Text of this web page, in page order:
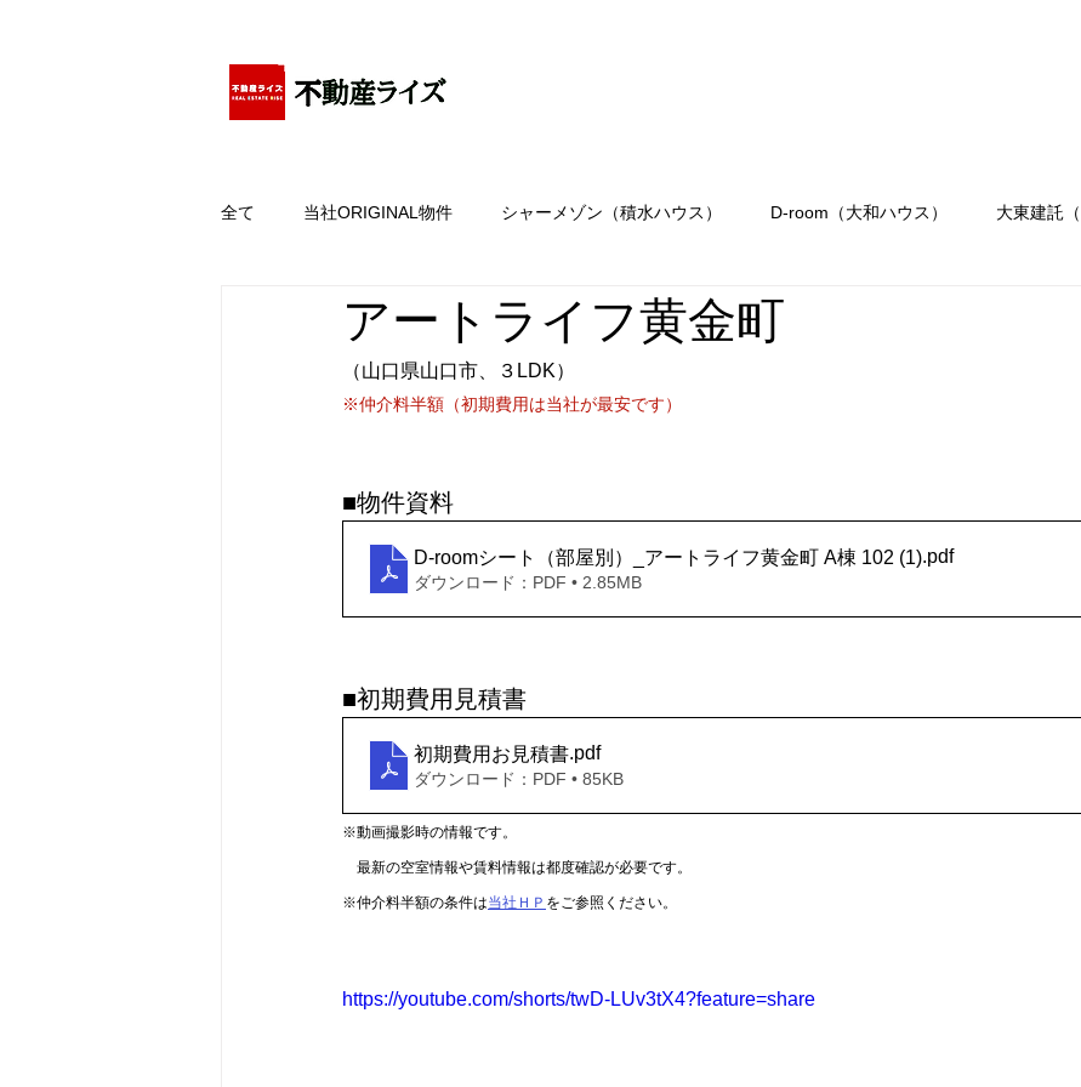
全て 当社ORIGINAL物件 シャーメゾン（積水ハウス） D-room（大和ハウス） 大東建託
アートライフ黄金町
（山口県山口市、３LDK）
※仲介料半額（初期費用は当社が最安です）
■物件資料
D-roomシート（部屋別）_アートライフ黄金町 A棟 102 (1).pdf
ダウンロード：PDF • 2.85MB
■初期費用見積書
初期費用お見積書.pdf
ダウンロード：PDF • 85KB
※動画撮影時の情報です。
最新の空室情報や賃料情報は都度確認が必要です。
※仲介料半額の条件は当社ＨＰ をご参照ください。
https://youtube.com/shorts/twD-LUv3tX4?feature=share